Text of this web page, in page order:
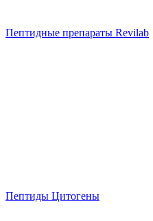
Пептидные препараты Revilab
Пептиды Цитогены